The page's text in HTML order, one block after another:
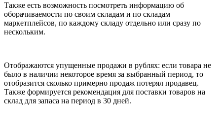
Также есть возможность посмотреть информацию об
оборачиваемости по своим складам и по складам
маркетплейсов, по каждому складу отдельно или сразу по
нескольким.
Отображаются упущенные продажи в рублях: если товара не
было в наличии некоторое время за выбранный период, то
отобразится сколько примерно продаж потерял продавец.
Также формируется рекомендация для поставки товаров на
склад для запаса на период в 30 дней.